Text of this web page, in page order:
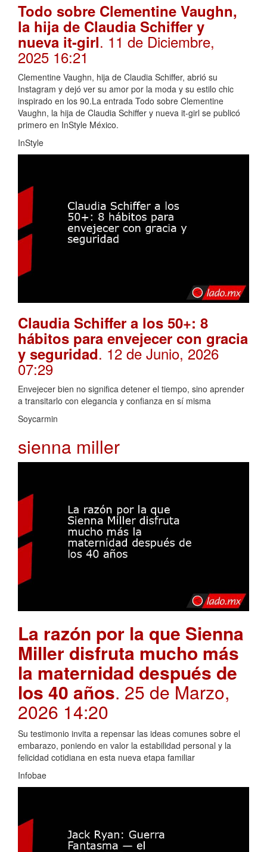
Todo sobre Clementine Vaughn,
la hija de Claudia Schiffer y
nueva it-girl. 11 de Diciembre,
2025 16:21
Clementine Vaughn, hija de Claudia Schiffer, abrió su
Instagram y dejó ver su amor por la moda y su estilo chic
inspirado en los 90.La entrada Todo sobre Clementine
Vaughn, la hija de Claudia Schiffer y nueva it-girl se publicó
primero en InStyle México.
InStyle
Claudia Schiffer a los 50+: 8
hábitos para envejecer con gracia
y seguridad. 12 de Junio, 2026
07:29
Envejecer bien no significa detener el tiempo, sino aprender
a transitarlo con elegancia y confianza en sí misma
Soycarmin
sienna miller
La razón por la que Sienna
Miller disfruta mucho más
la maternidad después de
los 40 años. 25 de Marzo,
2026 14:20
Su testimonio invita a repensar las ideas comunes sobre el
embarazo, poniendo en valor la estabilidad personal y la
felicidad cotidiana en esta nueva etapa familiar
Infobae